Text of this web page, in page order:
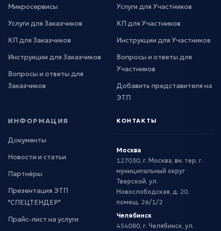
Микросервисы
Услуги для Заказчиков
КП для Заказчиков
Инструкции для Заказчиков
Вопросы и ответы для
Заказчиков
Услуги для Участников
КП для Участников
Инструкции для Участников
Вопросы и ответы для
Участников
Добавить представителя на
ЭТП
ИНФОРМАЦИЯ
Документы
Новости и статьи
Партнёры
Презентация ЭТП
"СПЕЦТЕНДЕР"
Прайс-лист на услуги
КОНТАКТЫ
Москва
127030, г. Москва, вн. тер. г.
муниципальный округ
Тверской, ул.
Новослободская, д. 20,
помещ. 26/1/2
Челябинск
454080, г. Челябинск, ул.